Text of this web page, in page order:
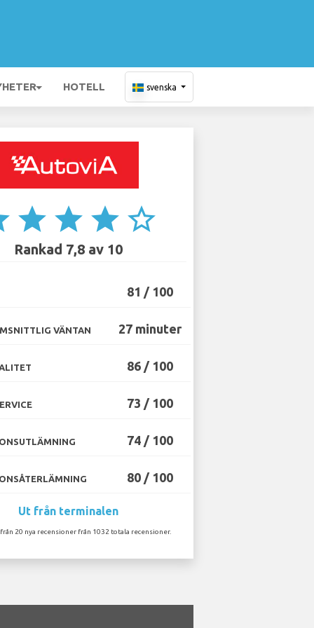
HOTELL svenska
star star star star_border
Rankad 7,8 av 10
81 / 100
VÄNTAN 27 minuter
86 / 100
73 / 100
74 / 100
80 / 100
Ut från terminalen
20 nya recensioner från 1032 totala recensioner.